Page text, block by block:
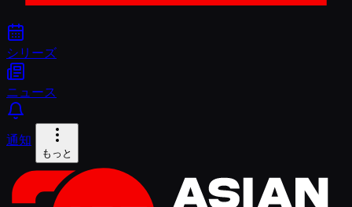
シリーズ
ニュース
通知
もっと